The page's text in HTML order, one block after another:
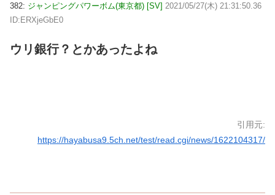
382: ジャンピングパワーボム(東京都) [SV] 2021/05/27(木) 21:31:50.36
ID:ERXjeGbE0
ウリ銀行？とかあったよね
引用元:
https://hayabusa9.5ch.net/test/read.cgi/news/1622104317/